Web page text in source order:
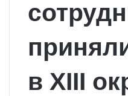
в XIII